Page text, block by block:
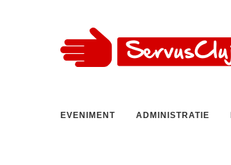
EVENIMENT ADMINISTRATIE